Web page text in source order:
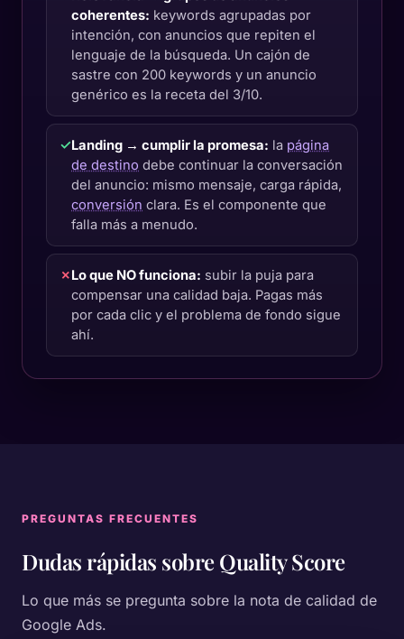
coherentes: keywords agrupadas por
intención, con anuncios que repiten el
lenguaje de la búsqueda. Un cajón de
sastre con 200 keywords y un anuncio
genérico es la receta del 3/10.
✓Landing → cumplir la promesa: la página
de destino debe continuar la conversación
del anuncio: mismo mensaje, carga rápida,
conversión clara. Es el componente que
falla más a menudo.
✗Lo que NO funciona: subir la puja para
compensar una calidad baja. Pagas más
por cada clic y el problema de fondo sigue
ahí.
PREGUNTAS FRECUENTES
Dudas rápidas sobreQuality Score
Lo que más se pregunta sobre la nota de calidad de
Google Ads.